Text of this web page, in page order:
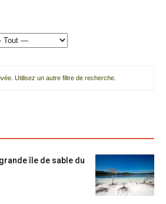
Utilisez un autre filtre de recherche.
île de sable du